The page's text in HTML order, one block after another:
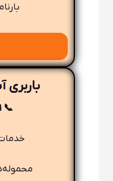
باربری
📞 09197544151